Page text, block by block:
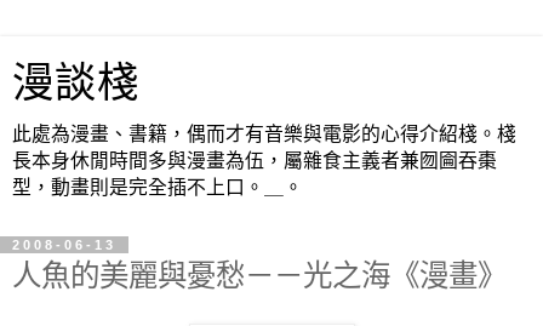
漫談棧
此處為漫畫、書籍，偶而才有音樂與電影的心得介紹棧。棧
長本身休閒時間多與漫畫為伍，屬雜食主義者兼囫圇吞棗
型，動畫則是完全插不上口。＿。
2008-06-13
人魚的美麗與憂愁－－光之海《漫畫》